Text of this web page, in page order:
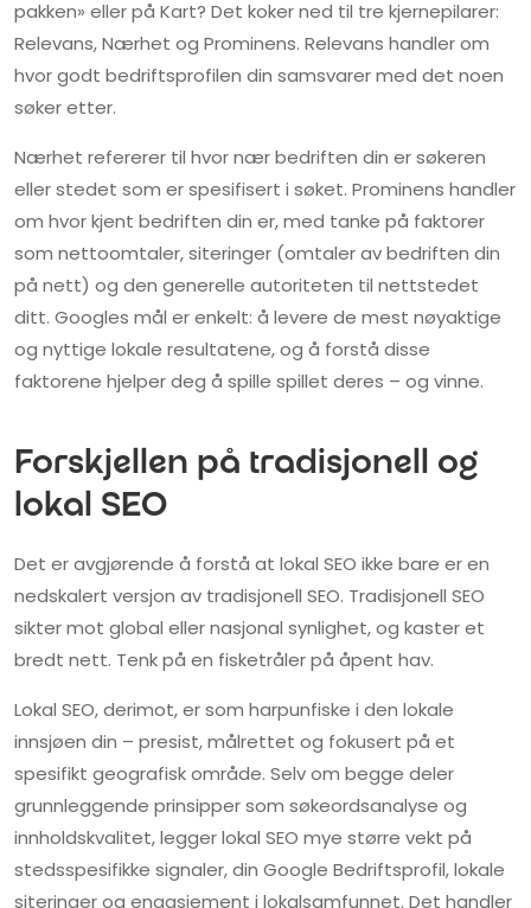
pakken» eller på Kart? Det koker ned til tre kjernepilarer:
Relevans, Nærhet og Prominens. Relevans handler om
hvor godt bedriftsprofilen din samsvarer med det noen
søker etter.
Nærhet refererer til hvor nær bedriften din er søkeren
eller stedet som er spesifisert i søket. Prominens handler
om hvor kjent bedriften din er, med tanke på faktorer
som nettoomtaler, siteringer (omtaler av bedriften din
på nett) og den generelle autoriteten til nettstedet
ditt. Googles mål er enkelt: å levere de mest nøyaktige
og nyttige lokale resultatene, og å forstå disse
faktorene hjelper deg å spille spillet deres – og vinne.
Forskjellen på tradisjonell og
lokal SEO
Det er avgjørende å forstå at lokal SEO ikke bare er en
nedskalert versjon av tradisjonell SEO. Tradisjonell SEO
sikter mot global eller nasjonal synlighet, og kaster et
bredt nett. Tenk på en fisketråler på åpent hav.
Lokal SEO, derimot, er som harpunfiske i den lokale
innsjøen din – presist, målrettet og fokusert på et
spesifikt geografisk område. Selv om begge deler
grunnleggende prinsipper som søkeordsanalyse og
innholdskvalitet, legger lokal SEO mye større vekt på
stedsspesifikke signaler, din Google Bedriftsprofil, lokale
siteringer og engasjement i lokalsamfunnet. Det handler